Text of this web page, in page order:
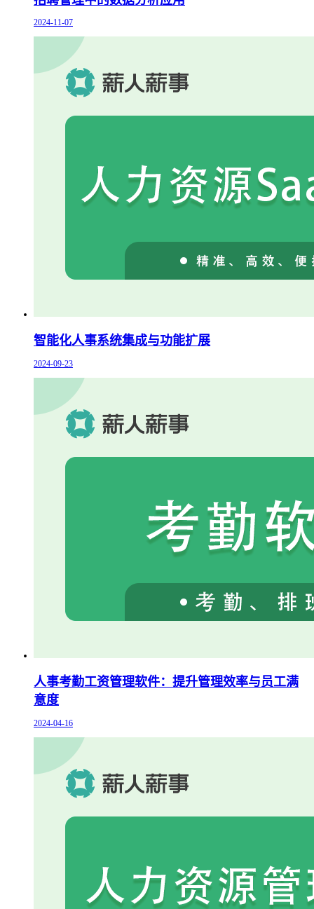
2024-11-07
智能化人事系统集成与功能扩展
2024-09-23
人事考勤工资管理软件：提升管理效率与员工满
意度
2024-04-16